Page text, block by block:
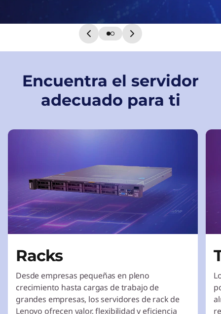
Encuentra el servidor
adecuado para ti
Racks
Desde empresas pequeñas en pleno
crecimiento hasta cargas de trabajo de
grandes empresas, los servidores de rack de
Lenovo ofrecen valor, flexibilidad y eficiencia